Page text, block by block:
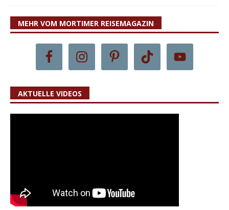
MEHR VOM MORTIMER REISEMAGAZIN
AKTUELLE VIDEOS